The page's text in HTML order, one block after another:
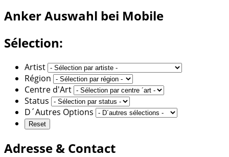
AnkerAuswahl bei Mobile
Sélection:
Artist
Région
Centre d'Art
Status
D´Autres Options
Adresse & Contact